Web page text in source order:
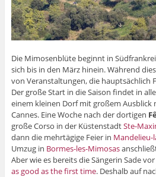
Die Mimosenblüte beginnt in
sich bis in den März hinein. Während
von Veranstaltungen, die hauptsächlich
Der große Start in die Saison findet in
einem kleinen Dorf mit großem
Cannes. Eine Woche nach der dortigen
große Corso in der KüstenstadtSte-
dann die mehrtägige Feier in Mandelieu-
Umzug in Bormes-les-Mimosas
Aber wie es bereits die Sängerin Sade
as good as the first time. Deshalb auf